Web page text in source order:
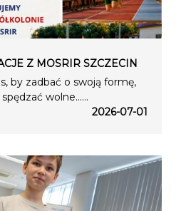
Z MOSRIR SZCZECIN
by zadbać o swoją formę,
wolne…...
2026-07-01